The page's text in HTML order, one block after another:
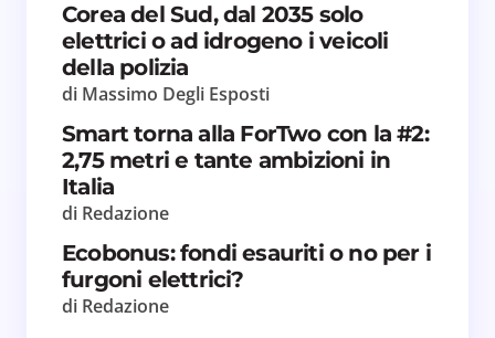
Corea del Sud, dal 2035 solo
elettrici o ad idrogeno i veicoli
della polizia
di Massimo Degli Esposti
Smart torna alla ForTwo con la #2:
2,75 metri e tante ambizioni in
Italia
di Redazione
Ecobonus: fondi esauriti o no per i
furgoni elettrici?
di Redazione